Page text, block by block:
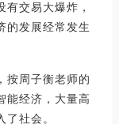
交易大爆炸，
的发展经常发生
按周子衡老师的
能经济，大量高
社会。